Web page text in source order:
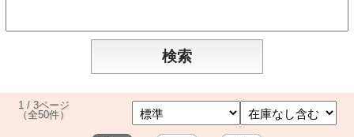
1 / 3ページ
（全50件）